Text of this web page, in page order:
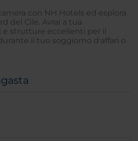
con NH Hotels ed esplora
del Cile. Avrai a tua
e strutture eccellenti per il
il tuo soggiorno d'affari o